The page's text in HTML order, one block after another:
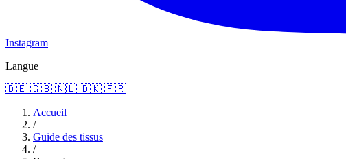
Instagram
Langue
🇩🇪 🇬🇧 🇳🇱 🇩🇰 🇫🇷
Accueil
/
Guide des tissus
/